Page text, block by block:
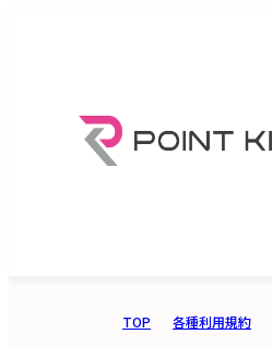
TOP 各種利用規約